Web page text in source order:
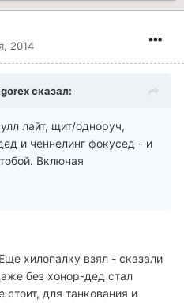
2014
сказал:
лайт, щит/одноруч,
и ченнелинг фокусед - и
Включая
хилопалку взял - сказали
без хонор-дед стал
стоит, для танкования и